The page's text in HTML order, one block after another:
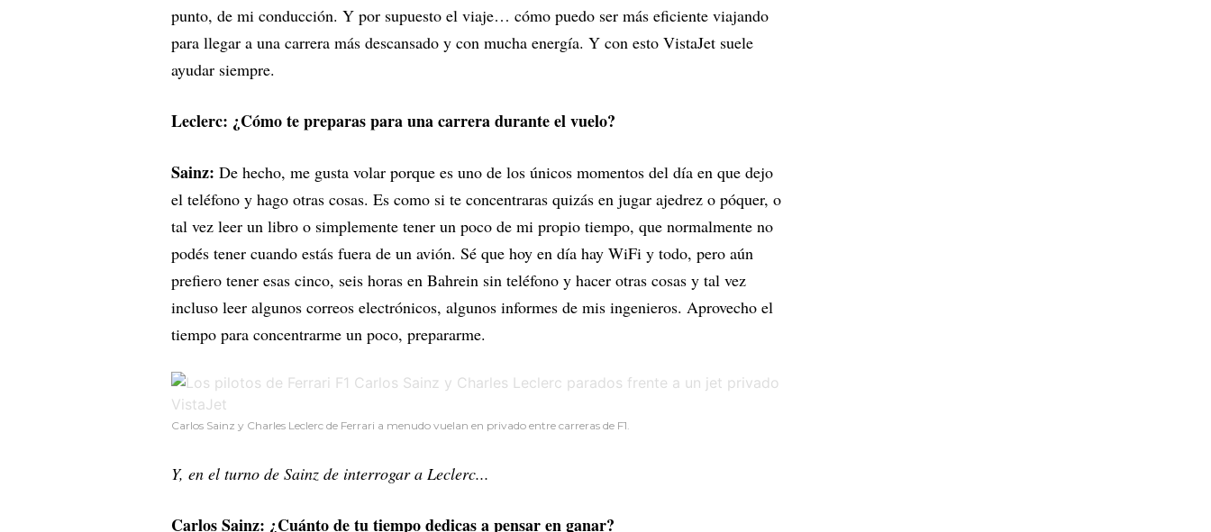
punto, de mi conducción. Y por supuesto el viaje… cómo puedo ser más eficiente viajando
para llegar a una carrera más descansado y con mucha energía. Y con esto VistaJet suele
ayudar siempre.
Leclerc: ¿Cómo te preparas para una carrera durante el vuelo?
Sainz: De hecho, me gusta volar porque es uno de los únicos momentos del día en que dejo
el teléfono y hago otras cosas. Es como si te concentraras quizás en jugar ajedrez o póquer, o
tal vez leer un libro o simplemente tener un poco de mi propio tiempo, que normalmente no
podés tener cuando estás fuera de un avión. Sé que hoy en día hay WiFi y todo, pero aún
prefiero tener esas cinco, seis horas en Bahrein sin teléfono y hacer otras cosas y tal vez
incluso leer algunos correos electrónicos, algunos informes de mis ingenieros. Aprovecho el
tiempo para concentrarme un poco, prepararme.
Carlos Sainz y Charles Leclerc de Ferrari a menudo vuelan en privado entre carreras de F1.
Y, en el turno de Sainz de interrogar a Leclerc...
Carlos Sainz: ¿Cuánto de tu tiempo dedicas a pensar en ganar?